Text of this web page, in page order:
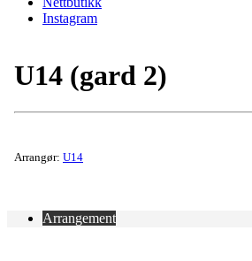
Instagram
U14 (gard 2)
Arrangør: U14
Arrangement